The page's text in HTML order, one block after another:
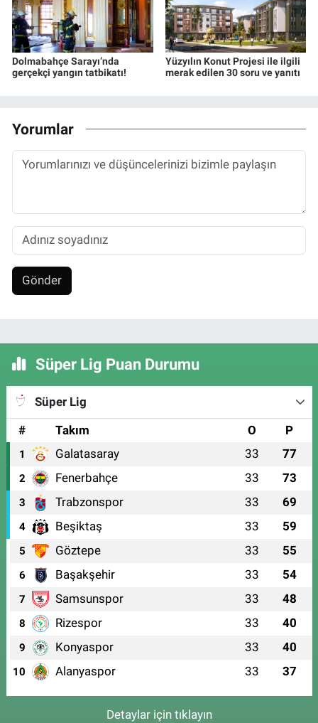
Dolmabahçe Sarayı’nda
gerçekçi yangın tatbikatı!
Yüzyılın Konut Projesi ile ilgili
merak edilen 30 soru ve yanıtı
Yorumlar
Gönder
Süper Lig Puan Durumu
Süper Lig
#
Takım O P
1 Galatasaray 33 77
2 Fenerbahçe 33 73
3 Trabzonspor 33 69
4 Beşiktaş 33 59
5 Göztepe 33 55
6 Başakşehir 33 54
7 Samsunspor 33 48
8 Rizespor 33 40
9 Konyaspor 33 40
10 Alanyaspor 33 37
Detaylar için tıklayın